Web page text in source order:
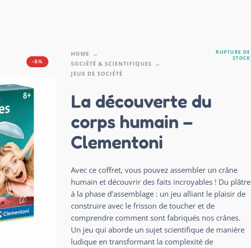
-5%
HOME
SOCIÉTÉ & SCIENTIFIQUES
JEUX DE SOCIÉTÉ
RUPTURE DE
STOCK
La découverte du
corps humain –
Clementoni
Avec ce coffret, vous pouvez assembler un crâne
humain et découvrir des faits incroyables ! Du plâtre
à la phase d’assemblage : un jeu alliant le plaisir de
construire avec le frisson de toucher et de
comprendre comment sont fabriqués nos crânes.
Un jeu qui aborde un sujet scientifique de manière
ludique en transformant la complexité de